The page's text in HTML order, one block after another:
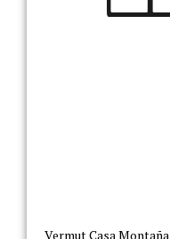
Vermut Casa Montaña